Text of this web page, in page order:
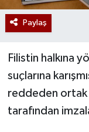
Paylaş
Filistin halkına
suçlarına
reddeden ortak
tarafından